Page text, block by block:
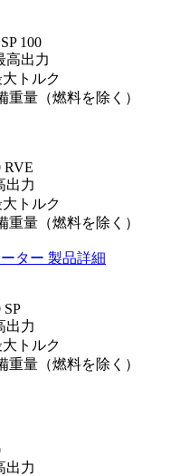
100
高出力
トルク
重量（燃料を除く）
RVE
出力
トルク
重量（燃料を除く）
ター 製品詳細
SP
出力
トルク
重量（燃料を除く）
出力